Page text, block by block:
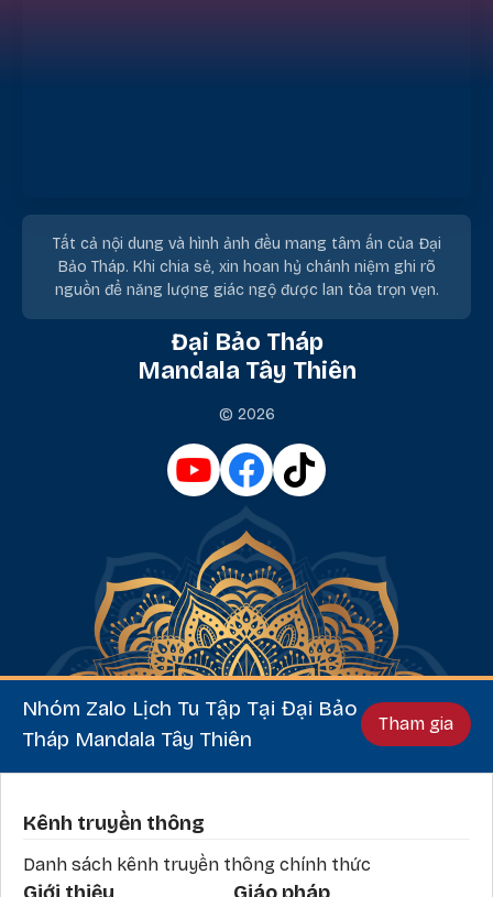
Tất cả nội dung và hình ảnh đều mang tâm ấn của Đại
Bảo Tháp. Khi chia sẻ, xin hoan hỷ chánh niệm ghi rõ
nguồn để năng lượng giác ngộ được lan tỏa trọn vẹn.
Đại Bảo Tháp
Mandala Tây Thiên
© 2026
Nhóm Zalo Lịch Tu Tập Tại Đại Bảo
Tháp Mandala Tây Thiên
Tham gia
Phần chân
Kênh truyền thông
Danh sách kênh truyền thông chính thức
Giới thiệu Giáo pháp